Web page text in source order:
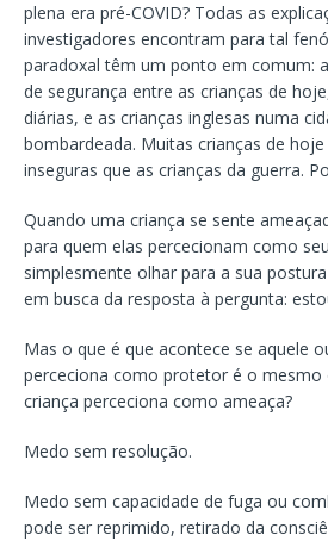
plena era pré-COVID? Todas as
investigadores encontram para tal
paradoxal têm um ponto em comum:
de segurança entre as crianças de
diárias, e as crianças inglesas numa
bombardeada. Muitas crianças de
inseguras que as crianças da guerra.
Quando uma criança se sente
para quem elas percecionam como
simplesmente olhar para a sua
em busca da resposta à pergunta:
Mas o que é que acontece se aquele
perceciona como protetor é o mesmo
criança perceciona como ameaça?
Medo sem resolução.
Medo sem capacidade de fuga ou
pode ser reprimido, retirado da